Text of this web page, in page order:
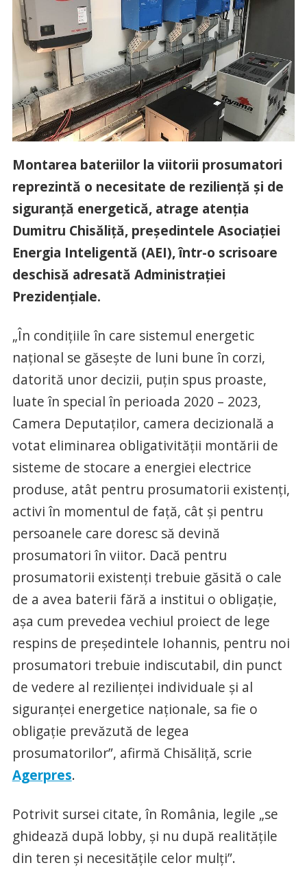
Montarea bateriilor la viitorii prosumatori
reprezintă o necesitate de rezilienţă şi de
siguranţă energetică, atrage atenţia
Dumitru Chisăliţă, preşedintele Asociaţiei
Energia Inteligentă (AEI), într-o scrisoare
deschisă adresată Administraţiei
Prezidenţiale.
„În condiţiile în care sistemul energetic
naţional se găseşte de luni bune în corzi,
datorită unor decizii, puţin spus proaste,
luate în special în perioada 2020 – 2023,
Camera Deputaţilor, camera decizională a
votat eliminarea obligativităţii montării de
sisteme de stocare a energiei electrice
produse, atât pentru prosumatorii existenţi,
activi în momentul de faţă, cât şi pentru
persoanele care doresc să devină
prosumatori în viitor. Dacă pentru
prosumatorii existenţi trebuie găsită o cale
de a avea baterii fără a institui o obligaţie,
aşa cum prevedea vechiul proiect de lege
respins de preşedintele Iohannis, pentru noi
prosumatori trebuie indiscutabil, din punct
de vedere al rezilienţei individuale şi al
siguranţei energetice naţionale, sa fie o
obligaţie prevăzută de legea
prosumatorilor”, afirmă Chisăliţă, scrie
Agerpres.
Potrivit sursei citate, în România, legile „se
ghidează după lobby, şi nu după realităţile
din teren şi necesităţile celor mulţi”.